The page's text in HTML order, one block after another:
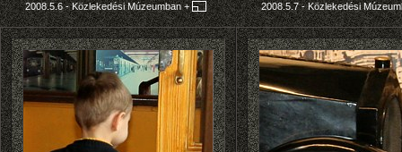
2008.5.6 - Közlekedési Múzeumban+ 2008.5.7 - Közlekedési